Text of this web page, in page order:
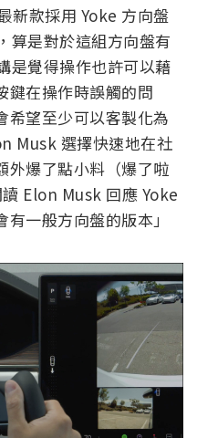
新款採用 Yoke 方向盤
，算是對於這組方向盤有
是覺得操作也許可以藉
鍵在操作時誤觸的問
希望至少可以客製化為
Musk 選擇快速地在社
外爆了點小料（爆了啦
Elon Musk 回應 Yoke
一般方向盤的版本」